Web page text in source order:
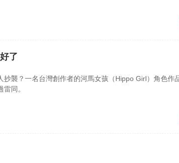
了
抄襲？一名台灣創作者的河馬女孩（Hippo Girl）角色作
同。